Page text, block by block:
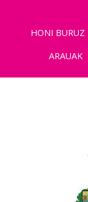
HONI BURUZ
ARAUAK